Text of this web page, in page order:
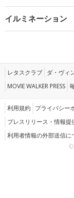
イルミネーション
レタスクラブ ダ・ヴィ
MOVIE WALKER PRESS
利用規約 プライバシー
プレスリリース・情報提
利用者情報の外部送信に